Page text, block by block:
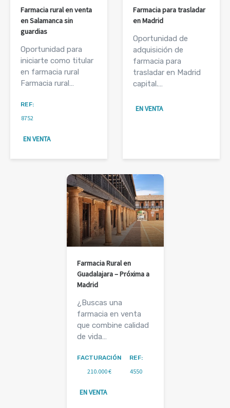
Farmacia rural en venta
en Salamanca sin
guardias
Oportunidad para
iniciarte como titular
en farmacia rural
Farmacia rural…
REF:
8752
EN VENTA
Farmacia para trasladar
en Madrid
Oportunidad de
adquisición de
farmacia para
trasladar en Madrid
capital.…
EN VENTA
Farmacia Rural en
Guadalajara – Próxima a
Madrid
¿Buscas una
farmacia en venta
que combine calidad
de vida…
FACTURACIÓN
210.000 €
REF:
4550
EN VENTA